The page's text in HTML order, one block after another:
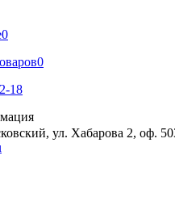
0
0
18
ул. Хабарова 2, оф.